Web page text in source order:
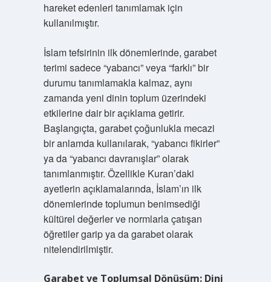
hareket edenleri tanımlamak için
kullanılmıştır.
İslam tefsirinin ilk dönemlerinde, garabet
terimi sadece “yabancı” veya “farklı” bir
durumu tanımlamakla kalmaz, aynı
zamanda yeni dinin toplum üzerindeki
etkilerine dair bir açıklama getirir.
Başlangıçta, garabet çoğunlukla mecazi
bir anlamda kullanılarak, “yabancı fikirler”
ya da “yabancı davranışlar” olarak
tanımlanmıştır. Özellikle Kuran’daki
ayetlerin açıklamalarında, İslam’ın ilk
dönemlerinde toplumun benimsediği
kültürel değerler ve normlarla çatışan
öğretiler garip ya da garabet olarak
nitelendirilmiştir.
Garabet ve Toplumsal Dönüşüm: Dini